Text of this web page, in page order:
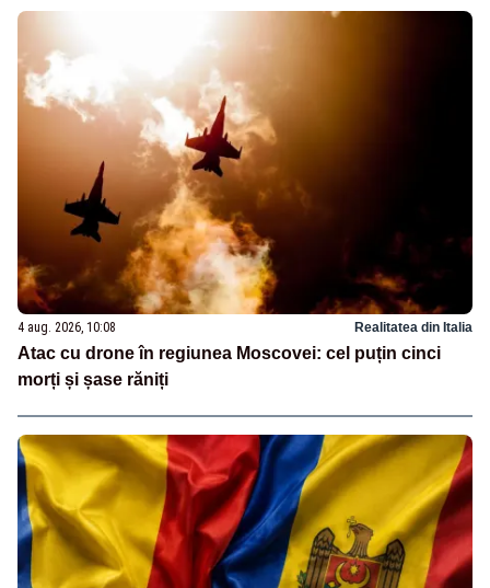
4 aug. 2026, 10:08 Realitatea din Italia
Atac cu drone în regiunea Moscovei: cel puțin cinci
morți și șase răniți